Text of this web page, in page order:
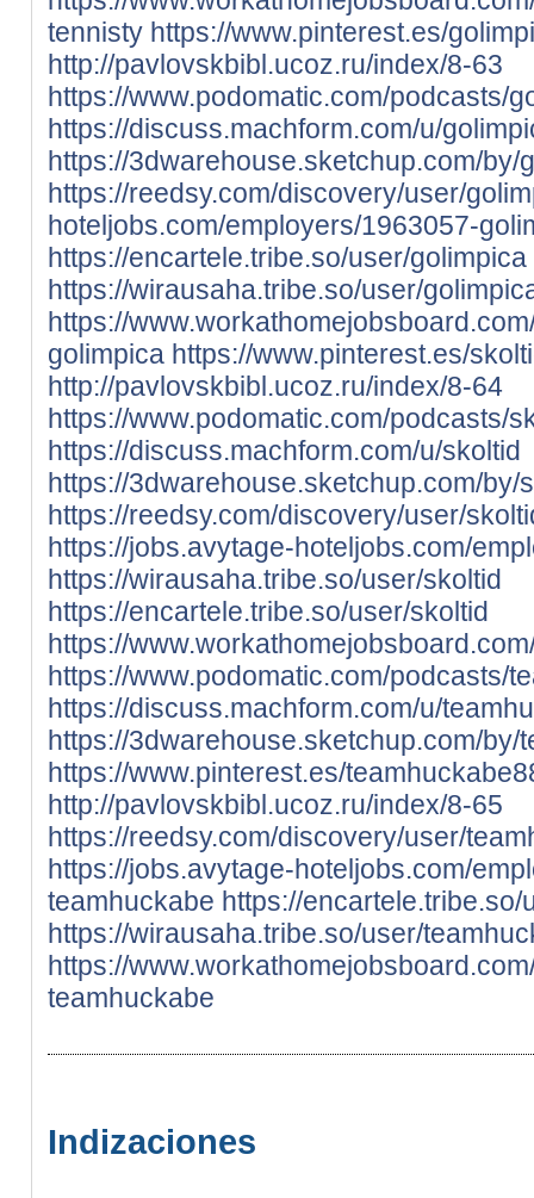
tennisty https://www.pinterest.es/
http://pavlovskbibl.ucoz.ru/index/8-63
https://www.podomatic.com/podcasts/
https://discuss.machform.com/u/
https://3dwarehouse.sketchup.com/by/
https://reedsy.com/discovery/user/
hoteljobs.com/employers/1963057-
https://encartele.tribe.so/user/golimpica
https://wirausaha.tribe.so/user/
https://
golimpica https://www.pinterest.es/
http://pavlovskbibl.ucoz.ru/index/8-64
https://www.podomatic.com/podcasts/
https://discuss.machform.com/u/skoltid
https://3dwarehouse.sketchup.com/by/
https://reedsy.com/discovery/user/
https://jobs.avytage-hoteljobs.com/
https://wirausaha.tribe.so/user/skoltid
https://encartele.tribe.so/user/skoltid
https://
https://www.podomatic.com/podcasts/
https://discuss.machform.com/u/
https://3dwarehouse.sketchup.com/by/
https://www.pinterest.es/
http://pavlovskbibl.ucoz.ru/index/8-65
https://reedsy.com/discovery/user/
https://jobs.avytage-hoteljobs.com/
teamhuckabe https://
https://wirausaha.tribe.so/user/
https://
teamhuckabe
Indizaciones